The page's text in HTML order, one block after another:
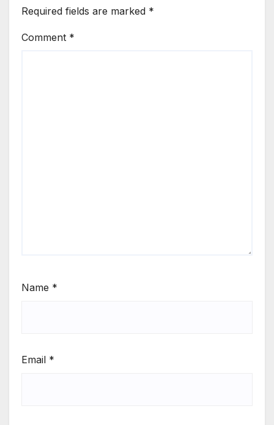
Required fields are marked *
Comment *
Name *
Email *